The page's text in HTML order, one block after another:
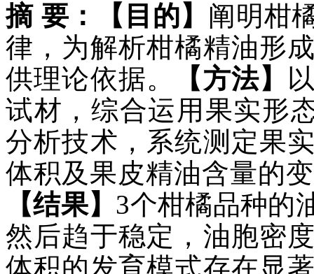
摘 要：
【目的】 阐明柑
律，为解析柑橘精油形
供理论依据。
【方法】
试材，综合运用果实形
分析技术，系统测定果
体积及果皮精油含量的
【结果】 3个柑橘品种的
然后趋于稳定，油胞密
体积的发育模式存在显